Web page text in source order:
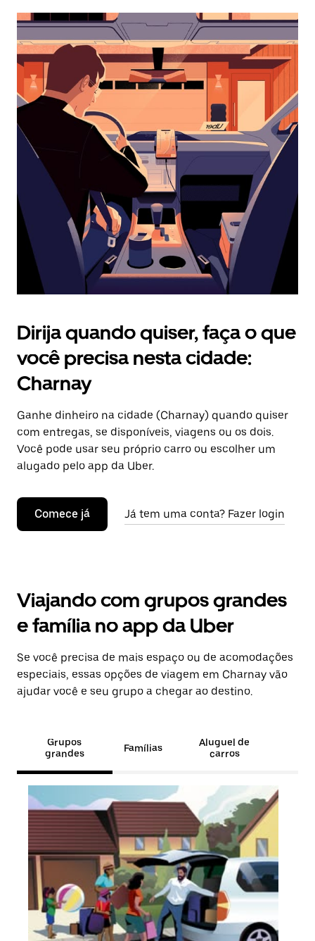
interagir
o
calendário
selecionar
uma
data.
Pressione
a
tecla
“ESC”
o
calendário.
Dirija quando quiser, faça o que
você precisa nesta cidade:
Charnay
Ganhe dinheiro na cidade (Charnay) quando quiser
com entregas, se disponíveis, viagens ou os dois.
Você pode usar seu próprio carro ou escolher um
alugado pelo app da Uber.
Comece já Já tem uma conta? Fazer login
Viajando com grupos grandes
e família no app da Uber
Se você precisa de mais espaço ou de acomodações
especiais, essas opções de viagem em Charnay vão
ajudar você e seu grupo a chegar ao destino.
Grupos
grandes
Famílias
Aluguel de
carros